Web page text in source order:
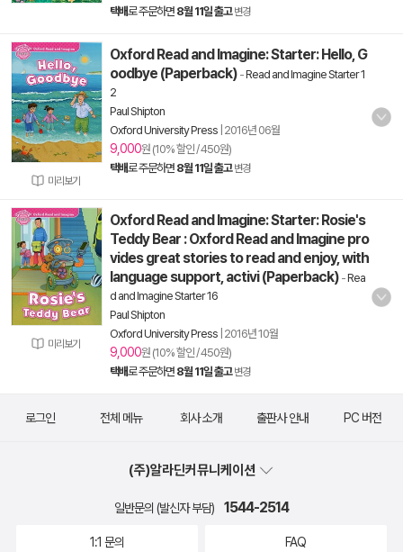
택배로 주문하면 8월 11일 출고 변경
미리보기
Oxford Read and Imagine: Starter: Hello, G
oodbye (Paperback) -Read and Imagine Starter 1
2
Paul Shipton
Oxford University Press 2016년 06월
9,000원 (10% 할인 / 450원)
택배로 주문하면 8월 11일 출고 변경
미리보기
Oxford Read and Imagine: Starter: Rosie's
Teddy Bear : Oxford Read and Imagine pro
vides great stories to read and enjoy, with
language support, activi (Paperback) -Rea
d and Imagine Starter 16
Paul Shipton
Oxford University Press 2016년 10월
9,000원 (10% 할인 / 450원)
택배로 주문하면 8월 11일 출고 변경
로그인 전체 메뉴 회사 소개 출판사 안내 PC 버전
(주)알라딘커뮤니케이션
일반문의 (발신자 부담) 1544-2514
1:1 문의 FAQ